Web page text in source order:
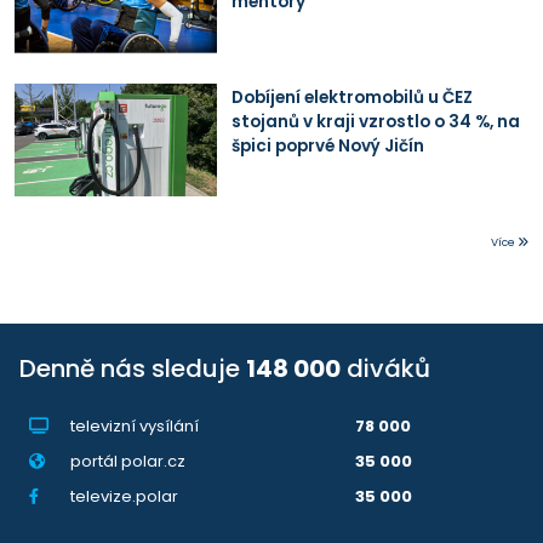
Dobíjení elektromobilů u ČEZ
stojanů v kraji vzrostlo o 34 %, na
špici poprvé Nový Jičín
Více
Denně nás sleduje 148 000 diváků
televizní vysílání
78 000
portál polar.cz
35 000
televize.polar
35 000